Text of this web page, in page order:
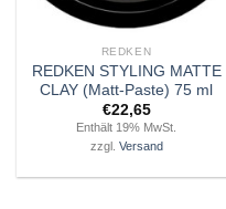
REDKEN
REDKEN STYLING MATTE
CLAY (Matt-Paste) 75 ml
€22,65
Enthält 19% MwSt.
zzgl. Versand